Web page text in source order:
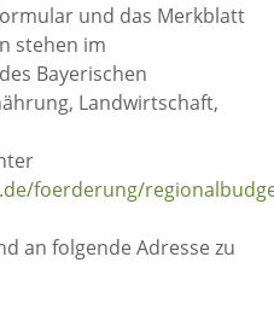
und das Merkblatt
stehen im
Bayerischen
Landwirtschaft,
foerderung/
an folgende Adresse zu